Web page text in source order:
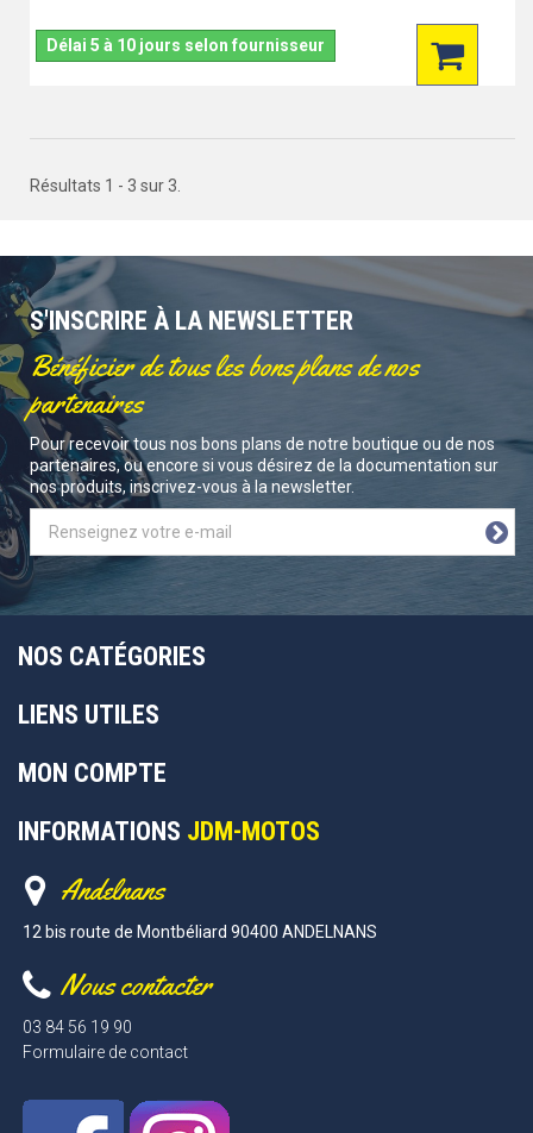
Délai 5 à 10 jours selon fournisseur
Résultats 1 - 3 sur 3.
S'INSCRIRE À LA NEWSLETTER
Bénéficier de tous les bons plans de nos
partenaires
Pour recevoir tous nos bons plans de notre boutique ou de nos
partenaires, ou encore si vous désirez de la documentation sur
nos produits, inscrivez-vous à la newsletter.
NOS CATÉGORIES
LIENS UTILES
MON COMPTE
INFORMATIONS JDM-MOTOS
Andelnans
12 bis route de Montbéliard 90400 ANDELNANS
Nous contacter
03 84 56 19 90
Formulaire de contact